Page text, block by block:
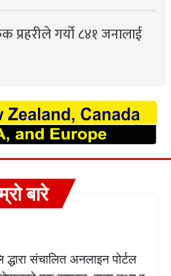
प्रहरीले गर्यो ८४१ जनालाई
बारे
द्धारा संचालित अनलाइन पोर्टल